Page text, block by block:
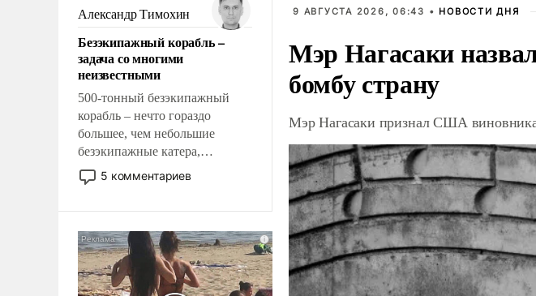
образованных людей. Иногда
казалось, что эти вопросы
решены раз и навсегда, но –
нет, не решены.
Александр Тимохин
Безэкипажный корабль –
задача со многими
неизвестными
500-тонный безэкипажный
корабль – нечто гораздо
большее, чем небольшие
безэкипажные катера,
применение которых уже
стало обыденностью. Задача по
и ее реализация радикально
поднимет наши боевые
возможности.
5 комментариев
9 АВГУСТА 2026, 06:43 • НОВОСТИ ДНЯ
Мэр Нагасаки
бомбу страну
Мэр Нагасаки признал США